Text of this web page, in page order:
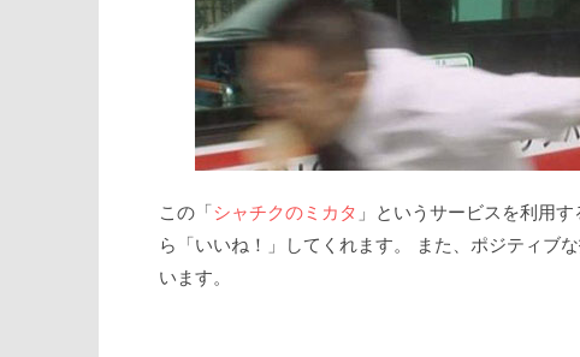
この「シャチクのミカタ 」というサービスを利用
ら「いいね！」してくれます。 また、ポジティブ
います。